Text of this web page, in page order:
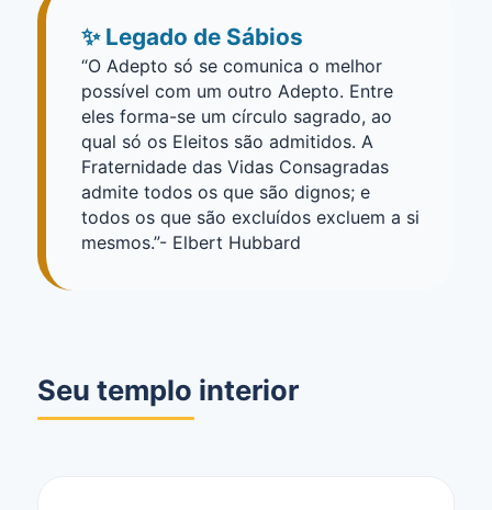
✨ Legado de Sábios
“O Adepto só se comunica o melhor
possível com um outro Adepto. Entre
eles forma-se um círculo sagrado, ao
qual só os Eleitos são admitidos. A
Fraternidade das Vidas Consagradas
admite todos os que são dignos; e
todos os que são excluídos excluem a si
mesmos.”- Elbert Hubbard
Seu templo interior